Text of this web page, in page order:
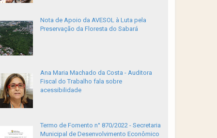
Nota de Apoio da AVESOL à Luta pela
Preservação da Floresta do Sabará
Ana Maria Machado da Costa - Auditora
Fiscal do Trabalho fala sobre
acessibilidade
Termo de Fomento n° 870/2022 - Secretaria
Municipal de Desenvolvimento Econômico